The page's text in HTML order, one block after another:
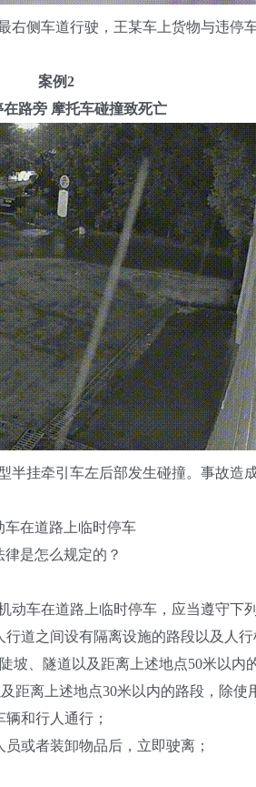
车道行驶，王某车上货物与违停车
案例2
路旁 摩托车碰撞致死亡
牵引车左后部发生碰撞。事故造
车在道路上临时停车
律是怎么规定的？
车在道路上临时停车，应当遵守下列
之间设有隔离设施的路段以及人行
、隧道以及距离上述地点50米以内
离上述地点30米以内的路段，除使
和行人通行；
或者装卸物品后，立即驶离；